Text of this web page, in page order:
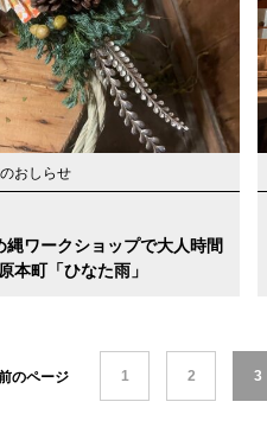
おしらせ
ワークショップで大人時間
本町「ひなた雨」
のページ 1 2 3